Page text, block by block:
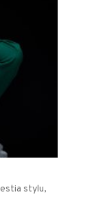
stylu,